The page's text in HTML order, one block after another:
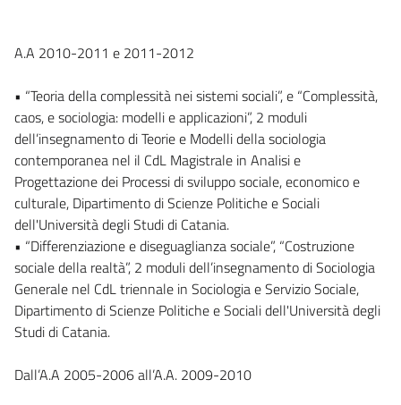
A.A 2010-2011 e 2011-2012
• “Teoria della complessità nei sistemi sociali”, e “Complessità,
caos, e sociologia: modelli e applicazioni”, 2 moduli
dell’insegnamento di Teorie e Modelli della sociologia
contemporanea nel il CdL Magistrale in Analisi e
Progettazione dei Processi di sviluppo sociale, economico e
culturale, Dipartimento di Scienze Politiche e Sociali
dell'Università degli Studi di Catania.
• “Differenziazione e diseguaglianza sociale”, “Costruzione
sociale della realtà”, 2 moduli dell’insegnamento di Sociologia
Generale nel CdL triennale in Sociologia e Servizio Sociale,
Dipartimento di Scienze Politiche e Sociali dell'Università degli
Studi di Catania.
Dall’A.A 2005-2006 all’A.A. 2009-2010